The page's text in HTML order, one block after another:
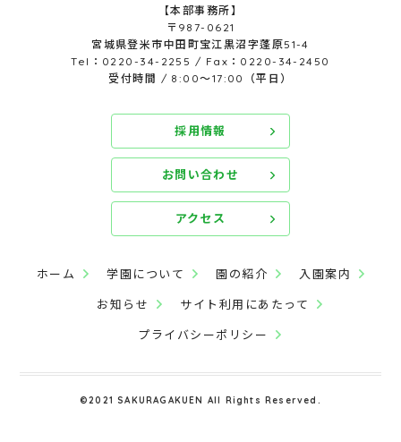
【本部事務所】
〒987-0621
宮城県登米市中田町宝江黒沼字蓬原51-4
Tel：0220-34-2255 / Fax：0220-34-2450
受付時間 / 8:00～17:00（平日）
採用情報
お問い合わせ
アクセス
ホーム 学園について 園の紹介 入園案内
お知らせ サイト利用にあたって
プライバシーポリシー
©2021 SAKURAGAKUEN All Rights Reserved.